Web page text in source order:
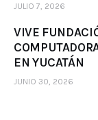
JULIO 7, 2026
VIVE
EN YUCATÁN
JUNIO 30, 2026